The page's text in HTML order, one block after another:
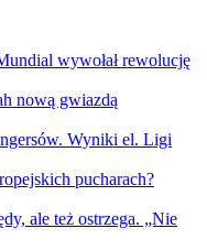
wywołał rewolucję
nową gwiazdą
Wyniki el. Ligi
pucharach?
ale też ostrzega. „Nie